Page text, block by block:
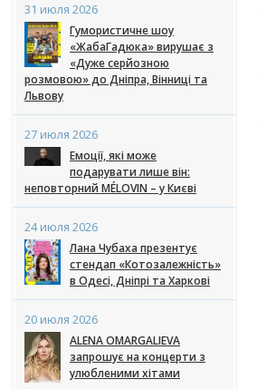
31 июля 2026
Гумористичне шоу
«ЖабаГадюка» вирушає з
«Дуже серйозною
розмовою» до Дніпра, Вінниці та
Львову
27 июля 2026
Емоції, які може
подарувати лише він:
неповторний MÉLOVIN – у Києві
24 июля 2026
Лана Чубаха презентує
стендап «Котозалежність»
в Одесі, Дніпрі та Харкові
20 июля 2026
ALENA OMARGALIEVA
запрошує на концерти з
улюбленими хітами